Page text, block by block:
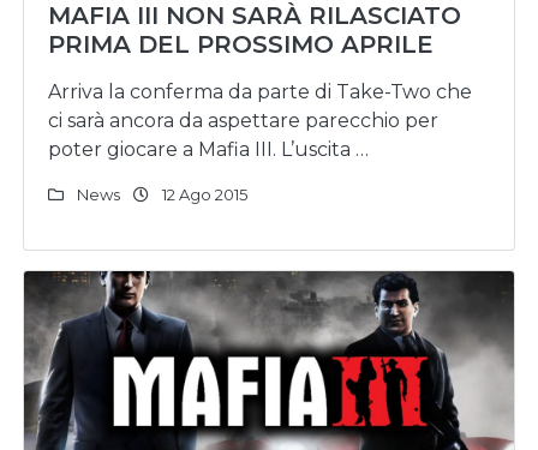
MAFIA III NON SARÀ RILASCIATO
PRIMA DEL PROSSIMO APRILE
Arriva la conferma da parte di Take-Two che
ci sarà ancora da aspettare parecchio per
poter giocare a Mafia III. L’uscita …
News 12 Ago 2015